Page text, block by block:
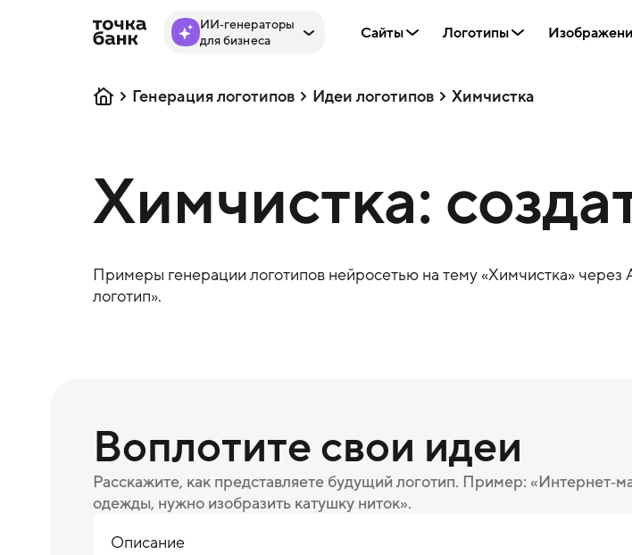
ИИ‑генераторы
для бизнеса
Сайты Логотипы
Генерация логотипов Идеи логотипов Химчистка
Химчистка:
Примеры генерации логотипов нейросетью на тему «Химчистка» через
логотип».
Воплотите свои идеи
Расскажите, как представляете будущий логотип. Пример:
одежды, нужно изобразить катушку ниток».
Описание